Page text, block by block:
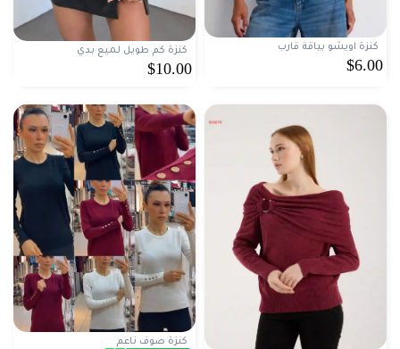
كنزة اويشو بياقة قارب
$6.00
كنزة كم طويل لميع بدي
$10.00
كنزة صوف ناعم